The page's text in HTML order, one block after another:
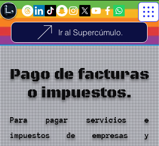
Ir al Supercúmulo.
Pago de facturas
o impuestos.
Para pagar servicios e
impuestos de empresas y